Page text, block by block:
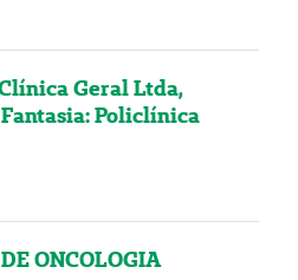
Geral Ltda,
Policlínica
ONCOLOGIA